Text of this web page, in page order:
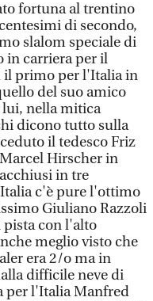
fortuna al trentino
di secondo,
slalom speciale di
in carriera per il
il primo per l'Italia in
del suo amico
lui, nella mitica
dicono tutto sulla
il tedesco Friz
Hirscher in
in tre
c'è pure l'ottimo
Giuliano Razzoli
pista con l'alto
meglio visto che
era 2/o ma in
difficile neve di
per l'Italia Manfred